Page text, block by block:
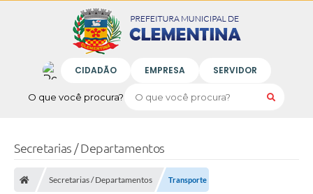
O que você procura?
CIDADÃO EMPRESA SERVIDOR
Secretarias / Departamentos
Secretarias / Departamentos Transporte